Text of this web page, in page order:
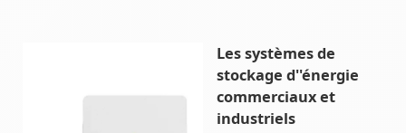
Les systèmes de
stockage d''énergie
commerciaux et
industriels